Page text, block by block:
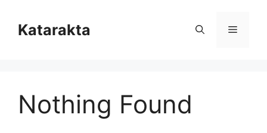
contentKatarakta Menu
Nothing Found